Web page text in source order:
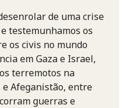
de uma crise
testemunhamos os
os civis no mundo
em Gaza e Israel,
terremotos na
Afeganistão, entre
guerras e